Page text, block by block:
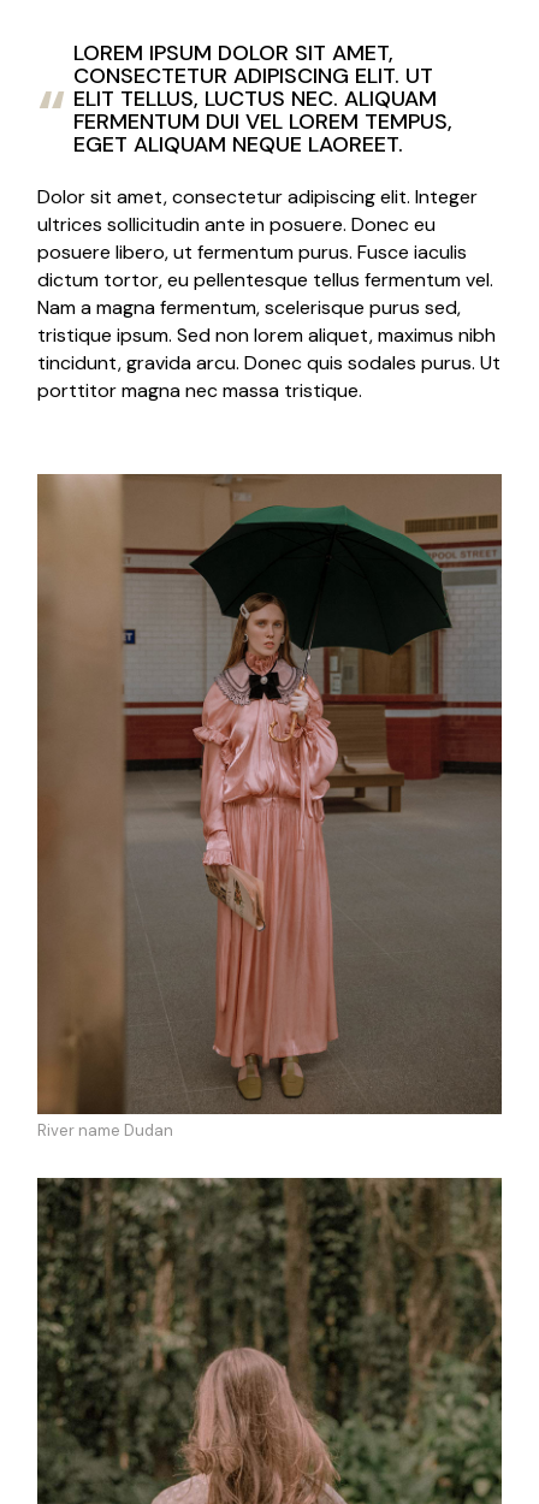
LOREM IPSUM DOLOR SIT AMET,
CONSECTETUR ADIPISCING ELIT. UT
ELIT TELLUS, LUCTUS NEC. ALIQUAM
FERMENTUM DUI VEL LOREM TEMPUS,
EGET ALIQUAM NEQUE LAOREET.
Dolor sit amet, consectetur adipiscing elit. Integer
ultrices sollicitudin ante in posuere. Donec eu
posuere libero, ut fermentum purus. Fusce iaculis
dictum tortor, eu pellentesque tellus fermentum vel.
Nam a magna fermentum, scelerisque purus sed,
tristique ipsum. Sed non lorem aliquet, maximus nibh
tincidunt, gravida arcu. Donec quis sodales purus. Ut
porttitor magna nec massa tristique.
River name Dudan